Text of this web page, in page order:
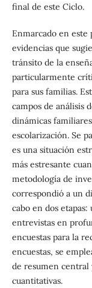
final de este Ciclo.
Enmarcado en este
evidencias que
tránsito de la
particularmente
para sus familias.
campos de análisis
dinámicas
escolarización. Se
es una situación
más estresante
metodología de
correspondió a un
cabo en dos
entrevistas en
encuestas para la
encuestas, se
de resumen central
cuantitativas.